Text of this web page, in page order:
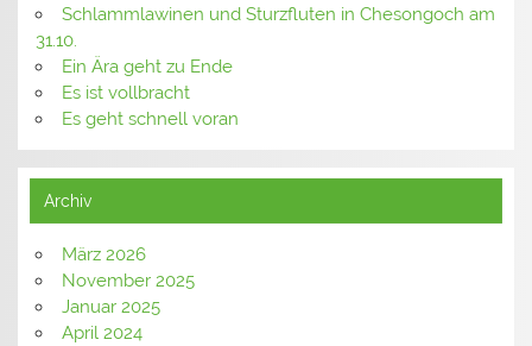
Schlammlawinen und Sturzfluten in Chesongoch am
31.10.
Ein Ära geht zu Ende
Es ist vollbracht
Es geht schnell voran
Archiv
März 2026
November 2025
Januar 2025
April 2024